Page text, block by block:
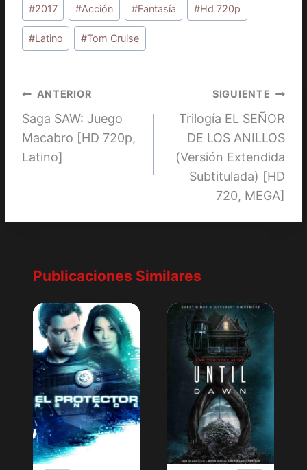
de
la
#2017 #Acción #Fantasía #Hd 720p
#Latino #Tom Cruise
Navegación
de
entradas
ANTERIOR
Saga SAW: Juego
Macabro [HD 720p,
Latino]
SIGUIENTE
Trilogía EL SEÑOR
DE LOS ANILLOS
(Versión Extendida
Subtitulada) [HD
720, MEGA]
Publicaciones Similares